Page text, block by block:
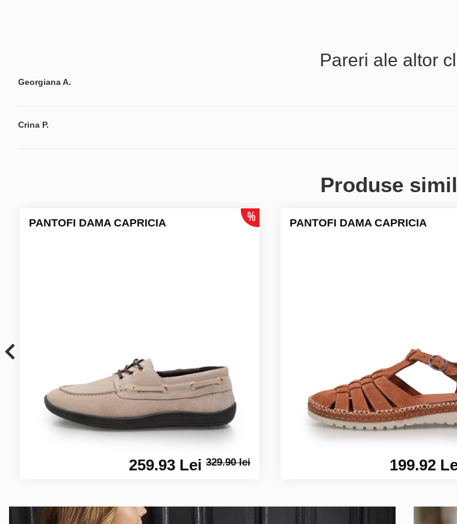
Pareri ale altor
Georgiana A.
Crina P.
Produse
PANTOFI DAMA CAPRICIA
259.93 Lei329.90 lei
PANTOFI DAMA CAPRICIA
199.92